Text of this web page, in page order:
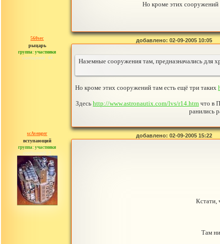
Но кроме этих сооружений
560sec
рыцарь
группа: участники
сообщений: 44
добавлено: 02-09-2005 10:05
Наземные сооружения там, предназначались для
Но кроме этих сооружений там есть ещё три таких
Здесь http://www.astronautix.com/lvs/r14.htm что в
ранились
scAvenger
вступающий
группа: участники
сообщений: 2
добавлено: 02-09-2005 15:22
Кстати,
Там